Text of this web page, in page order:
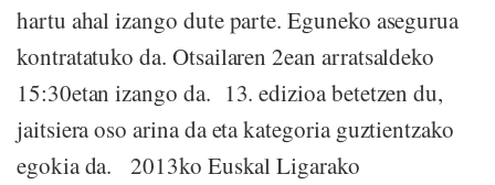
hartu ahal izango dute parte. Eguneko asegurua
kontratatuko da. Otsailaren 2ean arratsaldeko
15:30etan izango da. 13. edizioa betetzen du,
jaitsiera oso arina da eta kategoria guztientzako
egokia da. 2013ko Euskal Ligarako